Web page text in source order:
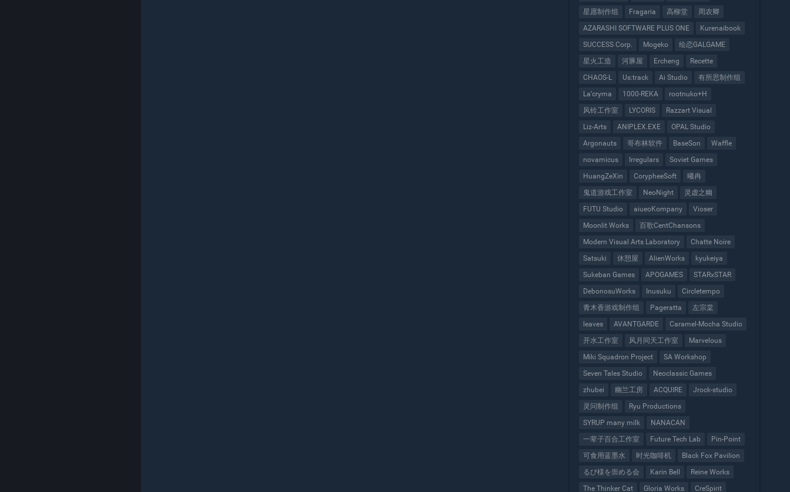
星愿制作组
Fragaria 高柳堂
周农卿
AZARASHI SOFTWARE PLUS ONE
Kurenaibook
SUCCESS Corp.
Mogeko
绘恋GALGAME
星火工造
河豚屋 Ercheng
Recette
CHAOS-L
Us:track Ai Studio
有所思制作组
La’cryma
1000-REKA
rootnuko+H
风铃工作室
LYCORIS
Razzart Visual
Liz-Arts
ANIPLEX.EXE
OPAL Studio
Argonauts
哥布林软件 BaseSon
Waffle
novamicus
Irregulars
Soviet Games
HuangZeXin
CorypheeSoft
曦冉
鬼道游戏工作室
NeoNight
灵虚之幽
FUTU Studio
aiueoKompany
Vioser
Moonlit Works
百歌CentChansons
Modern Visual Arts Laboratory
Chatte Noire
Satsuki
休憩屋 AlienWorks
kyukeiya
Sukeban Games
APOGAMES
STARxSTAR
DebonosuWorks
Inusuku
Circletempo
青木香游戏制作组
Pageratta
左宗棠
leaves
AVANTGARDE
Caramel-Mocha Studio
开水工作室
风月同天工作室
Marvelous
Miki Squadron Project
SA Workshop
Seven Tales Studio
Neoclassic Games
zhubei
幽兰工房 ACQUIRE
Jrock-studio
灵问制作组
Ryu Productions
SYRUP many milk
NANACAN
一辈子百合工作室
Future Tech Lab
Pin-Point
可食用蓝墨水
时光咖啡机
Black Fox Pavilion
るび様を崇める会
Karin Bell
Reine Works
The Thinker Cat
Gloria Works CreSpirit